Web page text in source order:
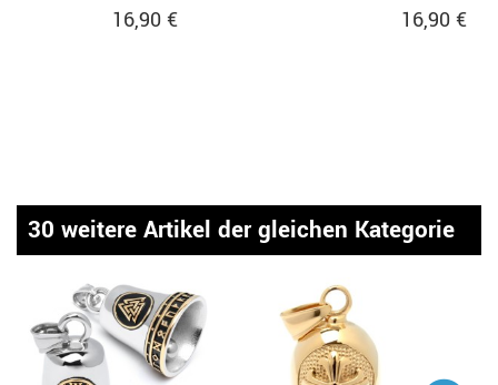
16,90 € 16,90 €
30 weitere Artikel der gleichen Kategorie